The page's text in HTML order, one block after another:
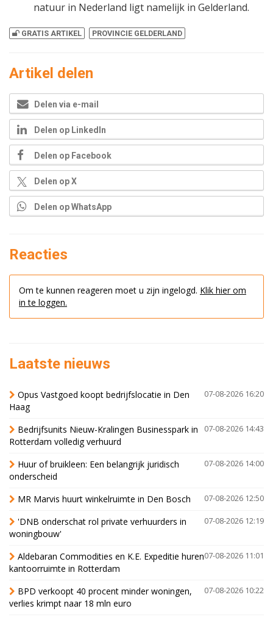
natuur in Nederland ligt namelijk in Gelderland.
GRATIS ARTIKEL PROVINCIE GELDERLAND
Artikel delen
Delen via e-mail
Delen op LinkedIn
Delen op Facebook
Delen op X
Delen op WhatsApp
Reacties
Om te kunnen reageren moet u zijn ingelogd. Klik hier om
in te loggen.
Laatste nieuws
07-08-2026 16:20
Opus Vastgoed koopt bedrijfslocatie in Den
Haag
07-08-2026 14:43
Bedrijfsunits Nieuw-Kralingen Businesspark in
Rotterdam volledig verhuurd
07-08-2026 14:00
Huur of bruikleen: Een belangrijk juridisch
onderscheid
07-08-2026 12:50
MR Marvis huurt winkelruimte in Den Bosch
07-08-2026 12:19
'DNB onderschat rol private verhuurders in
woningbouw'
07-08-2026 11:01
Aldebaran Commodities en K.E. Expeditie huren
kantoorruimte in Rotterdam
07-08-2026 10:22
BPD verkoopt 40 procent minder woningen,
verlies krimpt naar 18 mln euro